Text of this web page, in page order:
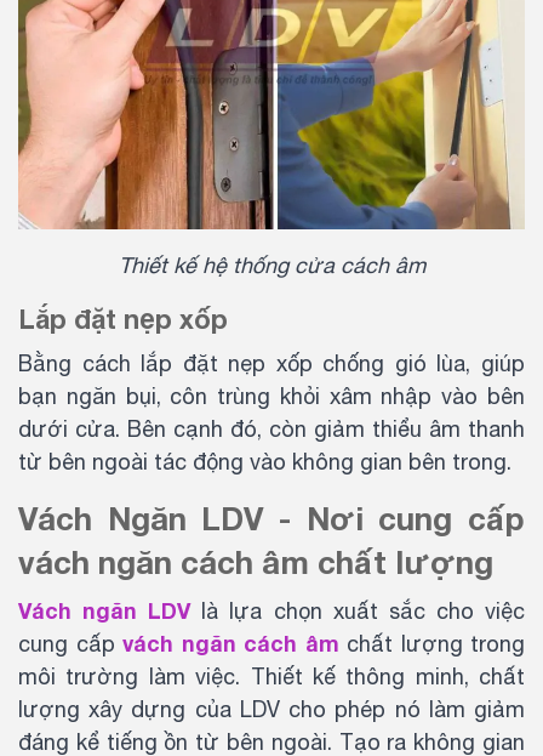
Thiết kế hệ thống cửa cách âm
Lắp đặt nẹp xốp
Bằng cách lắp đặt nẹp xốp chống gió lùa, giúp
bạn ngăn bụi, côn trùng khỏi xâm nhập vào bên
dưới cửa. Bên cạnh đó, còn giảm thiểu âm thanh
từ bên ngoài tác động vào không gian bên trong.
Vách Ngăn LDV - Nơi cung cấp
vách ngăn cách âm chất lượng
Vách ngăn LDVlà lựa chọn xuất sắc cho việc
cung cấp vách ngăn cách âm chất lượng trong
môi trường làm việc. Thiết kế thông minh, chất
lượng xây dựng của LDV cho phép nó làm giảm
đáng kể tiếng ồn từ bên ngoài. Tạo ra không gian